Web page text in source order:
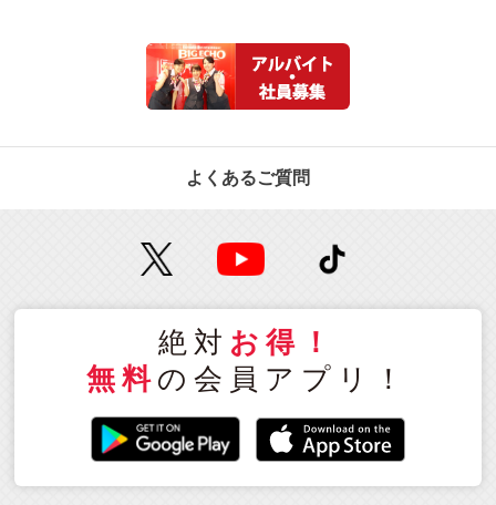
よくあるご質問
絶対 お得！
無料 の会員アプリ！